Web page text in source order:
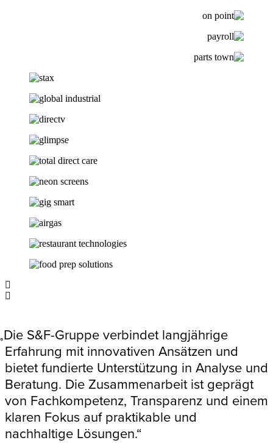
S&F-Gruppe verbindet langjährige
Erfahrung mit innovativen Ansätzen und
bietet fundierte Unterstützung in Analyse und
Beratung. Die Zusammenarbeit ist geprägt
von Fachkompetenz, Transparenz und einem
klaren Fokus auf praktikable und
nachhaltige Lösungen.“